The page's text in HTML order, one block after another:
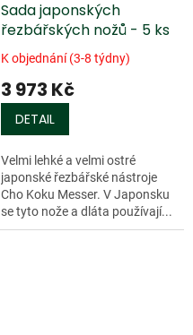
Sada japonských
řezbářských nožů - 5 ks
K objednání (3-8 týdny)
3 973 Kč
DETAIL
Velmi lehké a velmi ostré
japonské řezbářské nástroje
Cho Koku Messer. V Japonsku
se tyto nože a dláta používají...